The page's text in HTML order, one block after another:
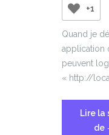
+1
Quand je
application
peuvent
« http://
Lire la
de